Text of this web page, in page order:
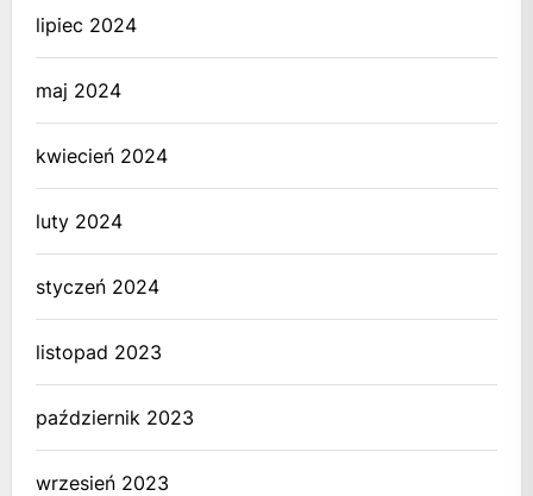
lipiec 2024
maj 2024
kwiecień 2024
luty 2024
styczeń 2024
listopad 2023
październik 2023
wrzesień 2023